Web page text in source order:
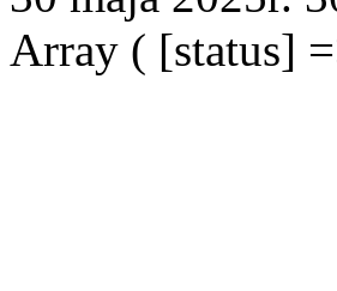
Array ( [status]